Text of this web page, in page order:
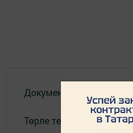
Документлар
Төрле темалар